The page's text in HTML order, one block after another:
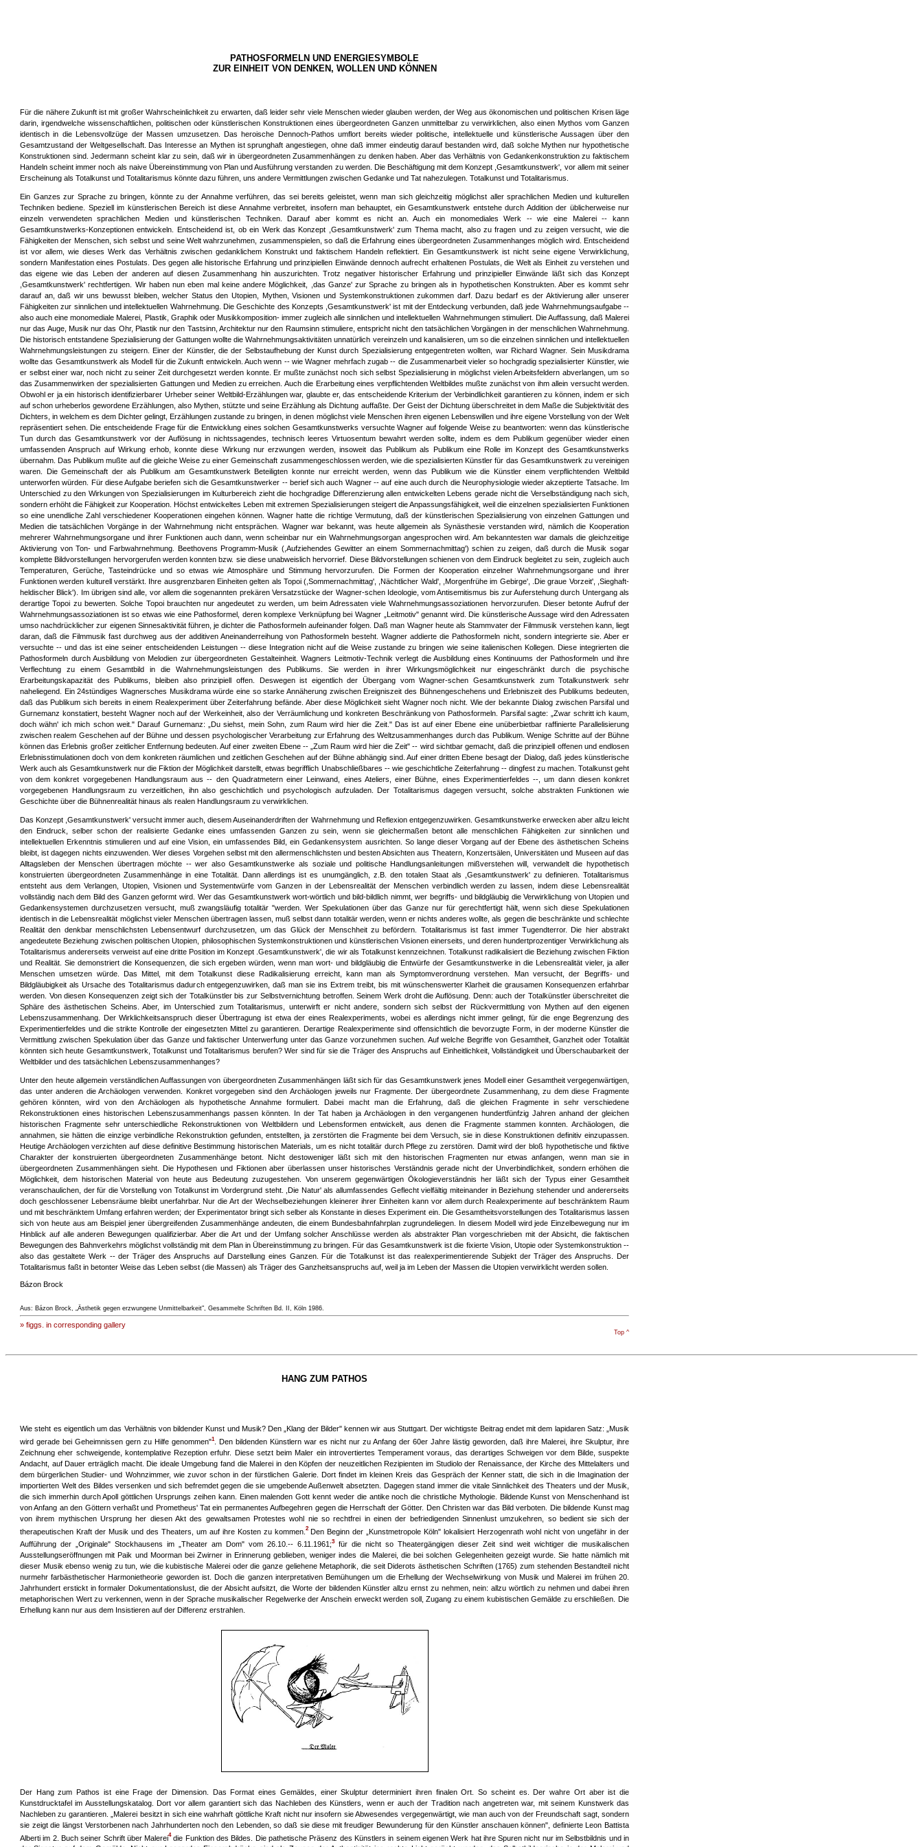
PATHOSFORMELN UND ENERGIESYMBOLE
ZUR EINHEIT VON DENKEN, WOLLEN UND KÖNNEN
Für die nähere Zukunft ist mit großer Wahrscheinlichkeit zu erwarten, daß leider sehr viele Menschen wieder glauben werden, der Weg aus ökonomischen und politischen Krisen läge
darin, irgendwelche wissenschaftlichen, politischen oder künstlerischen Konstruktionen eines übergeordneten Ganzen unmittelbar zu verwirklichen, also einen Mythos vom Ganzen
identisch in die Lebensvollzüge der Massen umzusetzen. Das heroische Dennoch-Pathos umflort bereits wieder politische, intellektuelle und künstlerische Aussagen über den
Gesamtzustand der Weltgesellschaft. Das Interesse an Mythen ist sprunghaft angestiegen, ohne daß immer eindeutig darauf bestanden wird, daß solche Mythen nur hypothetische
Konstruktionen sind. Jedermann scheint klar zu sein, daß wir in übergeordneten Zusammenhängen zu denken haben. Aber das Verhältnis von Gedankenkonstruktion zu faktischem
Handeln scheint immer noch als naive Übereinstimmung von Plan und Ausführung verstanden zu werden. Die Beschäftigung mit dem Konzept ,Gesamtkunstwerk', vor allem mit seiner
Erscheinung als Totalkunst und Totalitarismus könnte dazu führen, uns andere Vermittlungen zwischen Gedanke und Tat nahezulegen. Totalkunst und Totalitarismus.
Ein Ganzes zur Sprache zu bringen, könnte zu der Annahme verführen, das sei bereits geleistet, wenn man sich gleichzeitig möglichst aller sprachlichen Medien und kulturellen
Techniken bediene. Speziell im künstlerischen Bereich ist diese Annahme verbreitet, insofern man behauptet, ein Gesamtkunstwerk entstehe durch Addition der üblicherweise nur
einzeln verwendeten sprachlichen Medien und künstlerischen Techniken. Darauf aber kommt es nicht an. Auch ein monomediales Werk -- wie eine Malerei -- kann
Gesamtkunstwerks-Konzeptionen entwickeln. Entscheidend ist, ob ein Werk das Konzept ,Gesamtkunstwerk' zum Thema macht, also zu fragen und zu zeigen versucht, wie die
Fähigkeiten der Menschen, sich selbst und seine Welt wahrzunehmen, zusammenspielen, so daß die Erfahrung eines übergeordneten Zusammenhanges möglich wird. Entscheidend
ist vor allem, wie dieses Werk das Verhältnis zwischen gedanklichem Konstrukt und faktischem Handeln reflektiert. Ein Gesamtkunstwerk ist nicht seine eigene Verwirklichung,
sondern Manifestation eines Postulats. Des gegen alle historische Erfahrung und prinzipiellen Einwände dennoch aufrecht erhaltenen Postulats, die Welt als Einheit zu verstehen und
das eigene wie das Leben der anderen auf diesen Zusammenhang hin auszurichten. Trotz negativer historischer Erfahrung und prinzipieller Einwände läßt sich das Konzept
,Gesamtkunstwerk' rechtfertigen. Wir haben nun eben mal keine andere Möglichkeit, ,das Ganze' zur Sprache zu bringen als in hypothetischen Konstrukten. Aber es kommt sehr
darauf an, daß wir uns bewusst bleiben, welcher Status den Utopien, Mythen, Visionen und Systemkonstruktionen zukommen darf. Dazu bedarf es der Aktivierung aller unserer
Fähigkeiten zur sinnlichen und intellektuellen Wahrnehmung. Die Geschichte des Konzepts ,Gesamtkunstwerk' ist mit der Entdeckung verbunden, daß jede Wahrnehmungsaufgabe --
also auch eine monomediale Malerei, Plastik, Graphik oder Musikkomposition- immer zugleich alle sinnlichen und intellektuellen Wahrnehmungen stimuliert. Die Auffassung, daß Malerei
nur das Auge, Musik nur das Ohr, Plastik nur den Tastsinn, Architektur nur den Raumsinn stimuliere, entspricht nicht den tatsächlichen Vorgängen in der menschlichen Wahrnehmung.
Die historisch entstandene Spezialisierung der Gattungen wollte die Wahrnehmungsaktivitäten unnatürlich vereinzeln und kanalisieren, um so die einzelnen sinnlichen und intellektuellen
Wahrnehmungsleistungen zu steigern. Einer der Künstler, die der Selbstaufhebung der Kunst durch Spezialisierung entgegentreten wollten, war Richard Wagner. Sein Musikdrama
wollte das Gesamtkunstwerk als Modell für die Zukunft entwickeln. Auch wenn -- wie Wagner mehrfach zugab -- die Zusammenarbeit vieler so hochgradig spezialisierter Künstler, wie
er selbst einer war, noch nicht zu seiner Zeit durchgesetzt werden konnte. Er mußte zunächst noch sich selbst Spezialisierung in möglichst vielen Arbeitsfeldern abverlangen, um so
das Zusammenwirken der spezialisierten Gattungen und Medien zu erreichen. Auch die Erarbeitung eines verpflichtenden Weltbildes mußte zunächst von ihm allein versucht werden.
Obwohl er ja ein historisch identifizierbarer Urheber seiner Weltbild-Erzählungen war, glaubte er, das entscheidende Kriterium der Verbindlichkeit garantieren zu können, indem er sich
auf schon urheberlos gewordene Erzählungen, also Mythen, stützte und seine Erzählung als Dichtung auffaßte. Der Geist der Dichtung überschreitet in dem Maße die Subjektivität des
Dichters, in welchem es dem Dichter gelingt, Erzählungen zustande zu bringen, in denen möglichst viele Menschen ihren eigenen Lebenswillen und ihre eigene Vorstellung von der Welt
repräsentiert sehen. Die entscheidende Frage für die Entwicklung eines solchen Gesamtkunstwerks versuchte Wagner auf folgende Weise zu beantworten: wenn das künstlerische
Tun durch das Gesamtkunstwerk vor der Auflösung in nichtssagendes, technisch leeres Virtuosentum bewahrt werden sollte, indem es dem Publikum gegenüber wieder einen
umfassenden Anspruch auf Wirkung erhob, konnte diese Wirkung nur erzwungen werden, insoweit das Publikum als Publikum eine Rolle im Konzept des Gesamtkunstwerks
übernahm. Das Publikum mußte auf die gleiche Weise zu einer Gemeinschaft zusammengeschlossen werden, wie die spezialisierten Künstler für das Gesamtkunstwerk zu vereinigen
waren. Die Gemeinschaft der als Publikum am Gesamtkunstwerk Beteiligten konnte nur erreicht werden, wenn das Publikum wie die Künstler einem verpflichtenden Weltbild
unterworfen würden. Für diese Aufgabe beriefen sich die Gesamtkunstwerker -- berief sich auch Wagner -- auf eine auch durch die Neurophysiologie wieder akzeptierte Tatsache. Im
Unterschied zu den Wirkungen von Spezialisierungen im Kulturbereich zieht die hochgradige Differenzierung allen entwickelten Lebens gerade nicht die Verselbständigung nach sich,
sondern erhöht die Fähigkeit zur Kooperation. Höchst entwickeltes Leben mit extremen Spezialisierungen steigert die Anpassungsfähigkeit, weil die einzelnen spezialisierten Funktionen
so eine unendliche Zahl verschiedener Kooperationen eingehen können. Wagner hatte die richtige Vermutung, daß der künstlerischen Spezialisierung von einzelnen Gattungen und
Medien die tatsächlichen Vorgänge in der Wahrnehmung nicht entsprächen. Wagner war bekannt, was heute allgemein als Synästhesie verstanden wird, nämlich die Kooperation
mehrerer Wahrnehmungsorgane und ihrer Funktionen auch dann, wenn scheinbar nur ein Wahrnehmungsorgan angesprochen wird. Am bekanntesten war damals die gleichzeitige
Aktivierung von Ton- und Farbwahrnehmung. Beethovens Programm-Musik (,Aufziehendes Gewitter an einem Sommernachmittag') schien zu zeigen, daß durch die Musik sogar
komplette Bildvorstellungen hervorgerufen werden konnten bzw. sie diese unabweislich hervorrief. Diese Bildvorstellungen schienen von dem Eindruck begleitet zu sein, zugleich auch
Temperaturen, Gerüche, Tasteindrücke und so etwas wie Atmosphäre und Stimmung hervorzurufen. Die Formen der Kooperation einzelner Wahrnehmungsorgane und ihrer
Funktionen werden kulturell verstärkt. Ihre ausgrenzbaren Einheiten gelten als Topoi (,Sommernachmittag', ,Nächtlicher Wald', ,Morgenfrühe im Gebirge', .Die graue Vorzeit', ,Sieghaft-
heldischer Blick'). Im übrigen sind alle, vor allem die sogenannten prekären Versatzstücke der Wagner-schen Ideologie, vom Antisemitismus bis zur Auferstehung durch Untergang als
derartige Topoi zu bewerten. Solche Topoi brauchten nur angedeutet zu werden, um beim Adressaten viele Wahrnehmungsassoziationen hervorzurufen. Dieser betonte Aufruf der
Wahrnehmungsassoziationen ist so etwas wie eine Pathosformel, deren komplexe Verknüpfung bei Wagner „Leitmotiv" genannt wird. Die künstlerische Aussage wird den Adressaten
umso nachdrücklicher zur eigenen Sinnesaktivität führen, je dichter die Pathosformeln aufeinander folgen. Daß man Wagner heute als Stammvater der Filmmusik verstehen kann, liegt
daran, daß die Filmmusik fast durchweg aus der additiven Aneinanderreihung von Pathosformeln besteht. Wagner addierte die Pathosformeln nicht, sondern integrierte sie. Aber er
versuchte -- und das ist eine seiner entscheidenden Leistungen -- diese Integration nicht auf die Weise zustande zu bringen wie seine italienischen Kollegen. Diese integrierten die
Pathosformeln durch Ausbildung von Melodien zur übergeordneten Gestalteinheit. Wagners Leitmotiv-Technik verlegt die Ausbildung eines Kontinuums der Pathosformeln und ihre
Verflechtung zu einem Gesamtbild in die Wahrnehmungsleistungen des Publikums. Sie werden in ihrer Wirkungsmöglichkeit nur eingeschränkt durch die psychische
Erarbeitungskapazität des Publikums, bleiben also prinzipiell offen. Deswegen ist eigentlich der Übergang vom Wagner-schen Gesamtkunstwerk zum Totalkunstwerk sehr
naheliegend. Ein 24stündiges Wagnersches Musikdrama würde eine so starke Annäherung zwischen Ereigniszeit des Bühnengeschehens und Erlebniszeit des Publikums bedeuten,
daß das Publikum sich bereits in einem Realexperiment über Zeiterfahrung befände. Aber diese Möglichkeit sieht Wagner noch nicht. Wie der bekannte Dialog zwischen Parsifal und
Gurnemanz konstatiert, besteht Wagner noch auf der Werkeinheit, also der Verräumlichung und konkreten Beschränkung von Pathosformeln. Parsifal sagte: „Zwar schritt ich kaum,
doch wähn' ich mich schon weit." Darauf Gurnemanz: „Du siehst, mein Sohn, zum Raum wird hier die Zeit." Das ist auf einer Ebene eine unüberbietbar raffinierte Parallelisierung
zwischen realem Geschehen auf der Bühne und dessen psychologischer Verarbeitung zur Erfahrung des Weltzusammenhanges durch das Publikum. Wenige Schritte auf der Bühne
können das Erlebnis großer zeitlicher Entfernung bedeuten. Auf einer zweiten Ebene -- „Zum Raum wird hier die Zeit" -- wird sichtbar gemacht, daß die prinzipiell offenen und endlosen
Erlebnisstimulationen doch von dem konkreten räumlichen und zeitlichen Geschehen auf der Bühne abhängig sind. Auf einer dritten Ebene besagt der Dialog, daß jedes künstlerische
Werk auch als Gesamtkunstwerk nur die Fiktion der Möglichkeit darstellt, etwas begrifflich Unabschließbares -- wie geschichtliche Zeiterfahrung -- dingfest zu machen. Totalkunst geht
von dem konkret vorgegebenen Handlungsraum aus -- den Quadratmetern einer Leinwand, eines Ateliers, einer Bühne, eines Experimentierfeldes --, um dann diesen konkret
vorgegebenen Handlungsraum zu verzeitlichen, ihn also geschichtlich und psychologisch aufzuladen. Der Totalitarismus dagegen versucht, solche abstrakten Funktionen wie
Geschichte über die Bühnenrealität hinaus als realen Handlungsraum zu verwirklichen.
Das Konzept ,Gesamtkunstwerk' versucht immer auch, diesem Auseinanderdriften der Wahrnehmung und Reflexion entgegenzuwirken. Gesamtkunstwerke erwecken aber allzu leicht
den Eindruck, selber schon der realisierte Gedanke eines umfassenden Ganzen zu sein, wenn sie gleichermaßen betont alle menschlichen Fähigkeiten zur sinnlichen und
intellektuellen Erkenntnis stimulieren und auf eine Vision, ein umfassendes Bild, ein Gedankensystem ausrichten. So lange dieser Vorgang auf der Ebene des ästhetischen Scheins
bleibt, ist dagegen nichts einzuwenden. Wer dieses Vorgehen selbst mit den allermenschlichsten und besten Absichten aus Theatern, Konzertsälen, Universitäten und Museen auf das
Alltagsleben der Menschen übertragen möchte -- wer also Gesamtkunstwerke als soziale und politische Handlungsanleitungen mißverstehen will, verwandelt die hypothetisch
konstruierten übergeordneten Zusammenhänge in eine Totalität. Dann allerdings ist es unumgänglich, z.B. den totalen Staat als ,Gesamtkunstwerk' zu definieren. Totalitarismus
entsteht aus dem Verlangen, Utopien, Visionen und Systementwürfe vom Ganzen in der Lebensrealität der Menschen verbindlich werden zu lassen, indem diese Lebensrealität
vollständig nach dem Bild des Ganzen geformt wird. Wer das Gesamtkunstwerk wort-wörtlich und bild-bildlich nimmt, wer begriffs- und bildgläubig die Verwirklichung von Utopien und
Gedankensystemen durchzusetzen versucht, muß zwangsläufig totalitär "werden. Wer Spekulationen über das Ganze nur für gerechtfertigt hält, wenn sich diese Spekulationen
identisch in die Lebensrealität möglichst vieler Menschen übertragen lassen, muß selbst dann totalitär werden, wenn er nichts anderes wollte, als gegen die beschränkte und schlechte
Realität den denkbar menschlichsten Lebensentwurf durchzusetzen, um das Glück der Menschheit zu befördern. Totalitarismus ist fast immer Tugendterror. Die hier abstrakt
angedeutete Beziehung zwischen politischen Utopien, philosophischen Systemkonstruktionen und künstlerischen Visionen einerseits, und deren hundertprozentiger Verwirklichung als
Totalitarismus andererseits verweist auf eine dritte Position im Konzept .Gesamtkunstwerk', die wir als Totalkunst kennzeichnen. Totalkunst radikalisiert die Beziehung zwischen Fiktion
und Realität. Sie demonstriert die Konsequenzen, die sich ergeben würden, wenn man wort- und bildgläubig die Entwürfe der Gesamtkunstwerke in die Lebensrealität vieler, ja aller
Menschen umsetzen würde. Das Mittel, mit dem Totalkunst diese Radikalisierung erreicht, kann man als Symptomverordnung verstehen. Man versucht, der Begriffs- und
Bildgläubigkeit als Ursache des Totalitarismus dadurch entgegenzuwirken, daß man sie ins Extrem treibt, bis mit wünschenswerter Klarheit die grausamen Konsequenzen erfahrbar
werden. Von diesen Konsequenzen zeigt sich der Totalkünstler bis zur Selbstvernichtung betroffen. Seinem Werk droht die Auflösung. Denn: auch der Totalkünstler überschreitet die
Sphäre des ästhetischen Scheins. Aber, im Unterschied zum Totalitarismus, unterwirft er nicht andere, sondern sich selbst der Rückvermittlung von Mythen auf den eigenen
Lebenszusammenhang. Der Wirklichkeitsanspruch dieser Übertragung ist etwa der eines Realexperiments, wobei es allerdings nicht immer gelingt, für die enge Begrenzung des
Experimentierfeldes und die strikte Kontrolle der eingesetzten Mittel zu garantieren. Derartige Realexperimente sind offensichtlich die bevorzugte Form, in der moderne Künstler die
Vermittlung zwischen Spekulation über das Ganze und faktischer Unterwerfung unter das Ganze vorzunehmen suchen. Auf welche Begriffe von Gesamtheit, Ganzheit oder Totalität
könnten sich heute Gesamtkunstwerk, Totalkunst und Totalitarismus berufen? Wer sind für sie die Träger des Anspruchs auf Einheitlichkeit, Vollständigkeit und Überschaubarkeit der
Weltbilder und des tatsächlichen Lebenszusammenhanges?
Unter den heute allgemein verständlichen Auffassungen von übergeordneten Zusammenhängen läßt sich für das Gesamtkunstwerk jenes Modell einer Gesamtheit vergegenwärtigen,
das unter anderen die Archäologen verwenden. Konkret vorgegeben sind den Archäologen jeweils nur Fragmente. Der übergeordnete Zusammenhang, zu dem diese Fragmente
gehören könnten, wird von den Archäologen als hypothetische Annahme formuliert. Dabei macht man die Erfahrung, daß die gleichen Fragmente in sehr verschiedene
Rekonstruktionen eines historischen Lebenszusammenhangs passen könnten. In der Tat haben ja Archäologen in den vergangenen hundertfünfzig Jahren anhand der gleichen
historischen Fragmente sehr unterschiedliche Rekonstruktionen von Weltbildern und Lebensformen entwickelt, aus denen die Fragmente stammen konnten. Archäologen, die
annahmen, sie hätten die einzige verbindliche Rekonstruktion gefunden, entstellten, ja zerstörten die Fragmente bei dem Versuch, sie in diese Konstruktionen definitiv einzupassen.
Heutige Archäologen verzichten auf diese definitive Bestimmung historischen Materials, um es nicht totalitär durch Pflege zu zerstören. Damit wird der bloß hypothetische und fiktive
Charakter der konstruierten übergeordneten Zusammenhänge betont. Nicht destoweniger läßt sich mit den historischen Fragmenten nur etwas anfangen, wenn man sie in
übergeordneten Zusammenhängen sieht. Die Hypothesen und Fiktionen aber überlassen unser historisches Verständnis gerade nicht der Unverbindlichkeit, sondern erhöhen die
Möglichkeit, dem historischen Material von heute aus Bedeutung zuzugestehen. Von unserem gegenwärtigen Ökologieverständnis her läßt sich der Typus einer Gesamtheit
veranschaulichen, der für die Vorstellung von Totalkunst im Vordergrund steht. ,Die Natur' als allumfassendes Geflecht vielfältig miteinander in Beziehung stehender und andererseits
doch geschlossener Lebensräume bleibt unerfahrbar. Nur die Art der Wechselbeziehungen kleinerer ihrer Einheiten kann vor allem durch Realexperimente auf beschränktem Raum
und mit beschränktem Umfang erfahren werden; der Experimentator bringt sich selber als Konstante in dieses Experiment ein. Die Gesamtheitsvorstellungen des Totalitarismus lassen
sich von heute aus am Beispiel jener übergreifenden Zusammenhänge andeuten, die einem Bundesbahnfahrplan zugrundeliegen. In diesem Modell wird jede Einzelbewegung nur im
Hinblick auf alle anderen Bewegungen qualifizierbar. Aber die Art und der Umfang solcher Anschlüsse werden als abstrakter Plan vorgeschrieben mit der Absicht, die faktischen
Bewegungen des Bahnverkehrs möglichst vollständig mit dem Plan in Übereinstimmung zu bringen. Für das Gesamtkunstwerk ist die fixierte Vision, Utopie oder Systemkonstruktion --
also das gestaltete Werk -- der Träger des Anspruchs auf Darstellung eines Ganzen. Für die Totalkunst ist das realexperimentierende Subjekt der Träger des Anspruchs. Der
Totalitarismus faßt in betonter Weise das Leben selbst (die Massen) als Träger des Ganzheitsanspruchs auf, weil ja im Leben der Massen die Utopien verwirklicht werden sollen.
Bázon Brock
Aus: Bázon Brock, „Ästhetik gegen erzwungene Unmittelbarkeit", Gesammelte Schriften Bd. II, Köln 1986.
» figgs. in corresponding gallery
Top ^
HANG ZUM PATHOS
Wie steht es eigentlich um das Verhältnis von bildender Kunst und Musik? Den „Klang der Bilder" kennen wir aus Stuttgart. Der wichtigste Beitrag endet mit dem lapidaren Satz: „Musik
wird gerade bei Geheimnissen gern zu Hilfe genommen"1. Den bildenden Künstlern war es nicht nur zu Anfang der 60er Jahre lästig geworden, daß ihre Malerei, ihre Skulptur, ihre
Zeichnung eher schweigende, kontemplative Rezeption erfuhr. Diese setzt beim Maler ein introvertiertes Temperament voraus, das derartiges Schweigen vor dem Bilde, suspekte
Andacht, auf Dauer erträglich macht. Die ideale Umgebung fand die Malerei in den Köpfen der neuzeitlichen Rezipienten im Studiolo der Renaissance, der Kirche des Mittelalters und
dem bürgerlichen Studier- und Wohnzimmer, wie zuvor schon in der fürstlichen Galerie. Dort findet im kleinen Kreis das Gespräch der Kenner statt, die sich in die Imagination der
importierten Welt des Bildes versenken und sich befremdet gegen die sie umgebende Außenwelt absetzten. Dagegen stand immer die vitale Sinnlichkeit des Theaters und der Musik,
die sich immerhin durch Apoll göttlichen Ursprungs zeihen kann. Einen malenden Gott kennt weder die antike noch die christliche Mythologie. Bildende Kunst von Menschenhand ist
von Anfang an den Göttern verhaßt und Prometheus' Tat ein permanentes Aufbegehren gegen die Herrschaft der Götter. Den Christen war das Bild verboten. Die bildende Kunst mag
von ihrem mythischen Ursprung her diesen Akt des gewaltsamen Protestes wohl nie so rechtfrei in einen der befriedigenden Sinnenlust umzukehren, so bedient sie sich der
therapeutischen Kraft der Musik und des Theaters, um auf ihre Kosten zu kommen. 2Den Beginn der „Kunstmetropole Köln" lokalisiert Herzogenrath wohl nicht von ungefähr in der
Aufführung der „Originale" Stockhausens im „Theater am Dom" vom 26.10.-- 6.11.1961;3
für die nicht so Theatergängigen dieser Zeit sind weit wichtiger die musikalischen
Ausstellungseröffnungen mit Paik und Moorman bei Zwirner in Erinnerung geblieben, weniger indes die Malerei, die bei solchen Gelegenheiten gezeigt wurde. Sie hatte nämlich mit
dieser Musik ebenso wenig zu tun, wie die kubistische Malerei oder die ganze geliehene Metaphorik, die seit Diderots ästhetischen Schriften (1765) zum stehenden Bestandteil nicht
nurmehr farbästhetischer Harmonietheorie geworden ist. Doch die ganzen interpretativen Bemühungen um die Erhellung der Wechselwirkung von Musik und Malerei im frühen 20.
Jahrhundert erstickt in formaler Dokumentationslust, die der Absicht aufsitzt, die Worte der bildenden Künstler allzu ernst zu nehmen, nein: allzu wörtlich zu nehmen und dabei ihren
metaphorischen Wert zu verkennen, wenn in der Sprache musikalischer Regelwerke der Anschein erweckt werden soll, Zugang zu einem kubistischen Gemälde zu erschließen. Die
Erhellung kann nur aus dem Insistieren auf der Differenz erstrahlen.
Der Hang zum Pathos ist eine Frage der Dimension. Das Format eines Gemäldes, einer Skulptur determiniert ihren finalen Ort. So scheint es. Der wahre Ort aber ist die
Kunstdrucktafel im Ausstellungskatalog. Dort vor allem garantiert sich das Nachleben des Künstlers, wenn er auch der Tradition nach angetreten war, mit seinem Kunstwerk das
Nachleben zu garantieren. „Malerei besitzt in sich eine wahrhaft göttliche Kraft nicht nur insofern sie Abwesendes vergegenwärtigt, wie man auch von der Freundschaft sagt, sondern
sie zeigt die längst Verstorbenen nach Jahrhunderten noch den Lebenden, so daß sie diese mit freudiger Bewunderung für den Künstler anschauen können", definierte Leon Battista
Alberti im 2. Buch seiner Schrift über Malerei4die Funktion des Bildes. Die pathetische Präsenz des Künstlers in seinem eigenen Werk hat ihre Spuren nicht nur im Selbstbildnis und in